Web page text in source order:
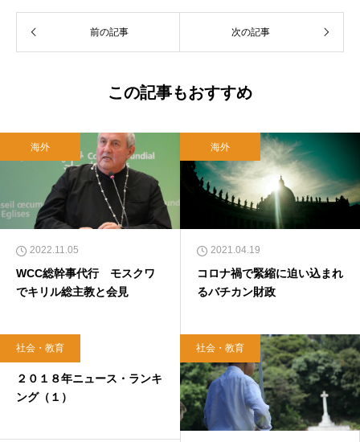
前の記事 次の記事
この記事もおすすめ
海外
2022.11.05
WCC総幹事代行 モスクワ
でキリル総主教と会見
海外
2021.04.19
コロナ禍で緊縮に迫い込まれ
るバチカン財政
社会・教育
2018.12.31
２０１８年ニュース・ランキ
ング（１）
社会・教育